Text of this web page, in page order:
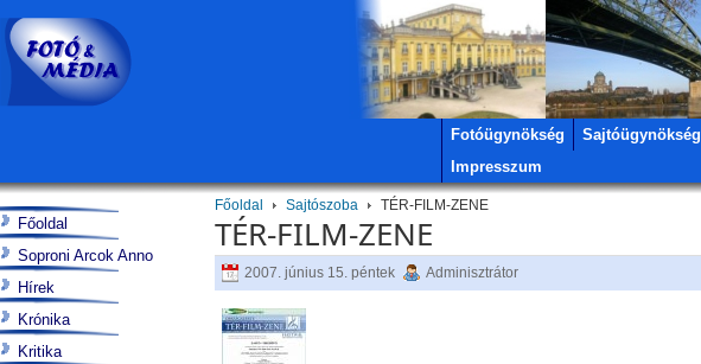
Fotóügynökség Sajtóügynökség
Impresszum
Főoldal Sajtószoba TÉR-FILM-ZENE
TÉR-FILM-ZENE
2007. június 15. péntek Adminisztrátor
Főoldal
Soproni Arcok Anno
Hírek
Krónika
Kritika